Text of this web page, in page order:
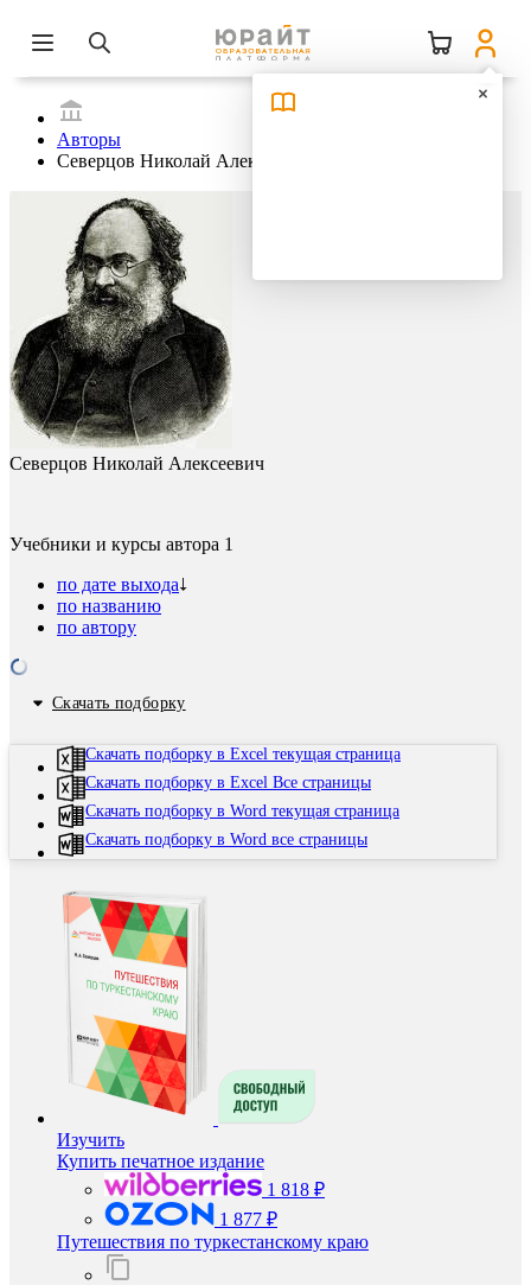
Авторы
Северцов Николай Алексеевич
Северцов Николай Алексеевич
Учебники и курсы автора 1
по дате выхода
по названию
по автору
Скачать подборку
Скачать подборку в Excel текущая страница
Скачать подборку в Excel Все страницы
Скачать подборку в Word текущая страница
Скачать подборку в Word все страницы
Изучить
Купить печатное издание
1 818 ₽
1 877 ₽
Путешествия по туркестанскому краю